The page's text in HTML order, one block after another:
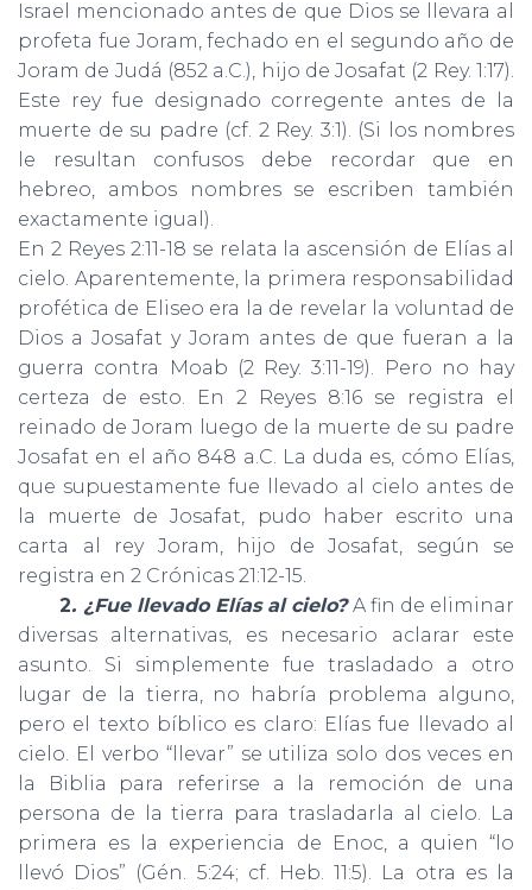
Israel mencionado antes de que Dios se llevara al
profeta fue Joram, fechado en el segundo año de
Joram de Judá (852 a.C.), hijo de Josafat (2 Rey. 1:17).
Este rey fue designado corregente antes de la
muerte de su padre (cf. 2 Rey. 3:1). (Si los nombres
le resultan confusos debe recordar que en
hebreo, ambos nombres se escriben también
exactamente igual).
En 2 Reyes 2:11-18 se relata la ascensión de Elías al
cielo. Aparentemente, la primera responsabilidad
profética de Eliseo era la de revelar la voluntad de
Dios a Josafat y Joram antes de que fueran a la
guerra contra Moab (2 Rey. 3:11-19). Pero no hay
certeza de esto. En 2 Reyes 8:16 se registra el
reinado de Joram luego de la muerte de su padre
Josafat en el año 848 a.C. La duda es, cómo Elías,
que supuestamente fue llevado al cielo antes de
la muerte de Josafat, pudo haber escrito una
carta al rey Joram, hijo de Josafat, según se
registra en 2 Crónicas 21:12-15.
2. ¿Fue llevado Elías al cielo?A fin de eliminar
diversas alternativas, es necesario aclarar este
asunto. Si simplemente fue trasladado a otro
lugar de la tierra, no habría problema alguno,
pero el texto bíblico es claro: Elías fue llevado al
cielo. El verbo “llevar” se utiliza solo dos veces en
la Biblia para referirse a la remoción de una
persona de la tierra para trasladarla al cielo. La
primera es la experiencia de Enoc, a quien “lo
llevó Dios” (Gén. 5:24; cf. Heb. 11:5). La otra es la